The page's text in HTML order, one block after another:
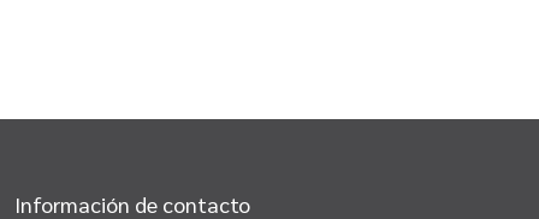
Información de contacto